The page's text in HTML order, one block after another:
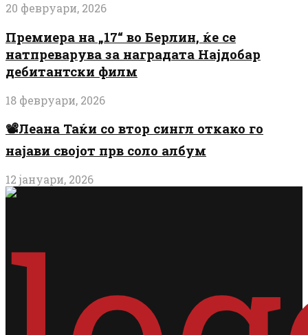
20 февруари, 2026
Премиера на „17“ во Берлин, ќе се
натпреварува за наградата Најдобар
дебитантски филм
18 февруари, 2026
📽️Леана Таќи со втор сингл откако го
најави својот прв соло албум
12 јануари, 2026